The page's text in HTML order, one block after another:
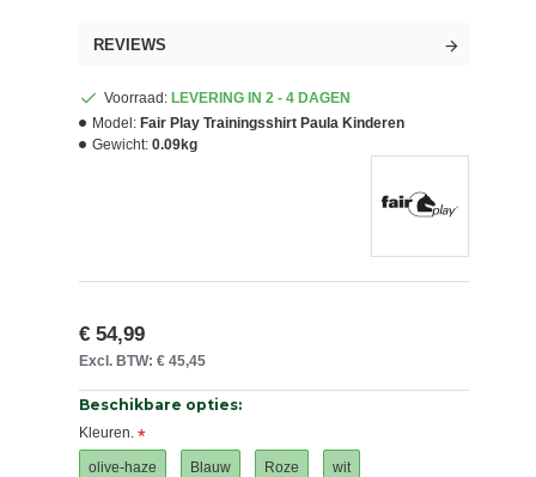
REVIEWS
Voorraad: LEVERING IN 2 - 4 DAGEN
Model: Fair Play Trainingsshirt Paula Kinderen
Gewicht: 0.09kg
€ 54,99
Excl. BTW: € 45,45
Beschikbare opties:
Kleuren.
olive-haze Blauw Roze wit